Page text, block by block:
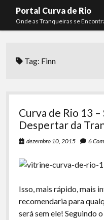
Portal Curva de Rio
Onde as Tranqueiras se
Curva de Rio
Komos
La Siesta Podcast
Arquivo CDR
Papo Tranqueira
Membros
Lucas Oliveira
Kaique Xavier
Tag: Finn
Curva de Rio 13
Despertar da
dezembro 10, 2015 6
Isso, mais rápido, mais
recomendaria para
será sem ele! Seguindo